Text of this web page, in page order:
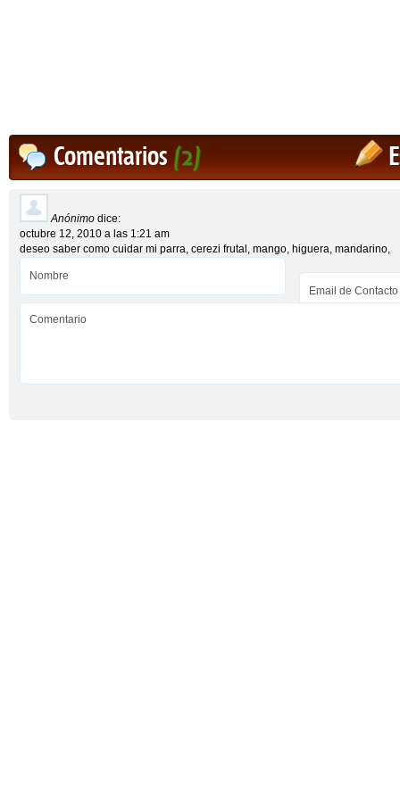
Comentarios(2)
Anónimo dice:
octubre 12, 2010 a las 1:21 am
deseo saber como cuidar mi parra, cerezi frutal, mango, higuera, mandarino,